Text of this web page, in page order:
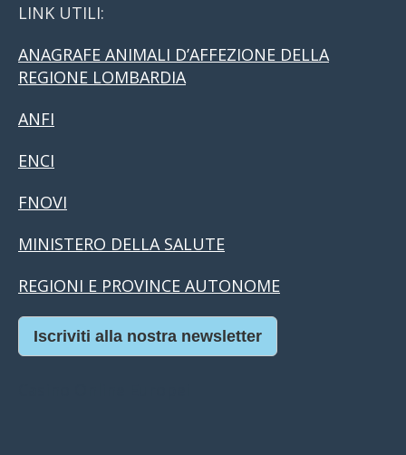
LINK UTILI:
ANAGRAFE ANIMALI D’AFFEZIONE DELLA
REGIONE LOMBARDIA
ANFI
ENCI
FNOVI
MINISTERO DELLA SALUTE
REGIONI E PROVINCE AUTONOME
Iscriviti alla nostra newsletter